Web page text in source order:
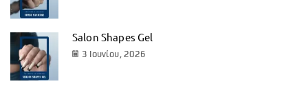
Salon Shapes Gel
3 Ιουνίου, 2026